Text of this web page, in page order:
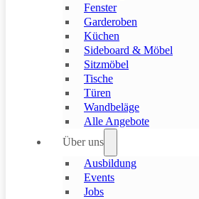
Fenster
Garderoben
Küchen
Sideboard & Möbel
Sitzmöbel
Tische
Türen
Wandbeläge
Alle Angebote
Über uns
Ausbildung
Events
Jobs